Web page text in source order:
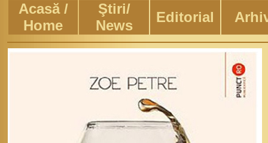
Acasă /
Home
Ştiri/
News
Editorial